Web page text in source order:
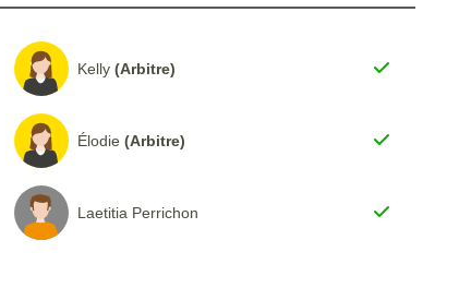
Kelly (Arbitre)
Élodie (Arbitre)
Laetitia Perrichon